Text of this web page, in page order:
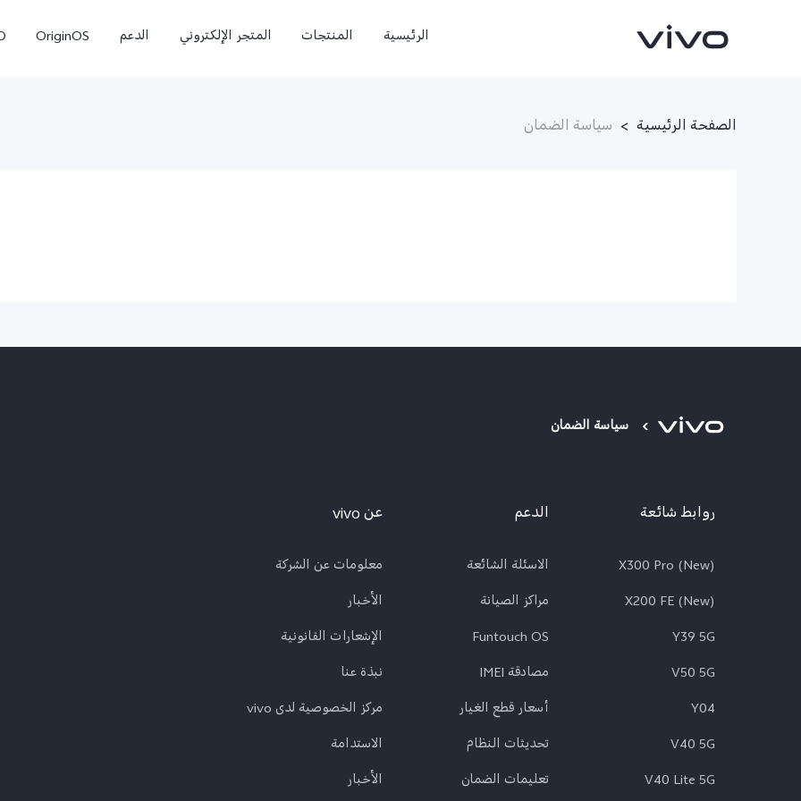
الرئيسية المنتجات المتجر الإلكتروني الدعم OriginOS
الصفحة الرئيسية > سياسة الضمان
سياسة الضمان
روابط شائعة
X300 Pro (New)
X200 FE (New)
Y39 5G
V50 5G
Y04
V40 5G
V40 Lite 5G
الدعم
الاسئلة الشائعة
مراكز الصيانة
Funtouch OS
مصادقة IMEI
أسعار قطع الغيار
تحديثات النظام
تعلیمات الضمان
عن vivo
معلومات عن الشركة
الأخبار
الإشعارات القانونية
نبذة عنا
مركز الخصوصية لدى vivo
الاستدامة
الأخبار